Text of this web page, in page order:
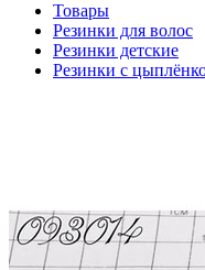
Товары
Резинки для волос
Резинки детские
Резинки с